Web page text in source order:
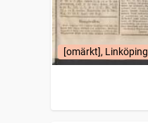
[omärkt], Linköping